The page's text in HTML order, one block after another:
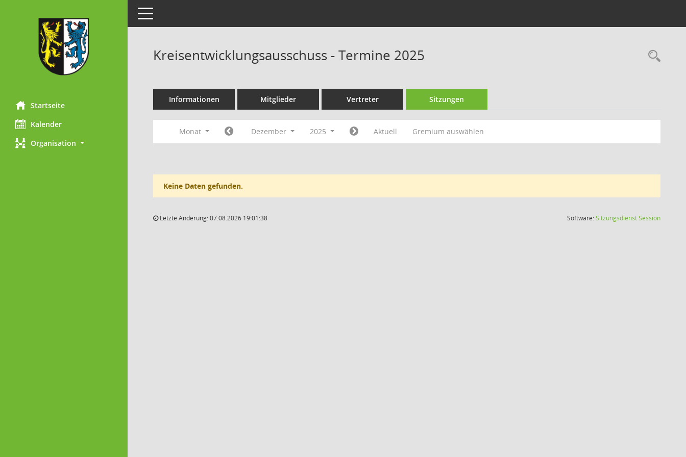
Startseite
Kalender
Organisation
Toggle navigation
Kreisentwicklungsausschuss - Termine 2025
Informationen Mitglieder Vertreter Sitzungen
Monat Dezember 2025 Aktuell Gremium auswählen
Keine Daten gefunden.
Letzte Änderung: 07.08.2026 19:01:38 Software:SitzungsdienstSession(Wird in